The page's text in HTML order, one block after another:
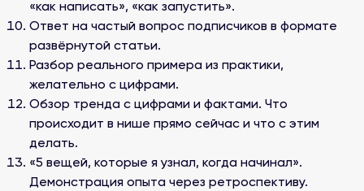
«как написать», «как запустить».
Ответ на частый вопрос подписчиков в формате
развёрнутой статьи.
Разбор реального примера из практики,
желательно с цифрами.
Обзор тренда с цифрами и фактами. Что
происходит в нише прямо сейчас и что с этим
делать.
«5 вещей, которые я узнал, когда начинал».
Демонстрация опыта через ретроспективу.